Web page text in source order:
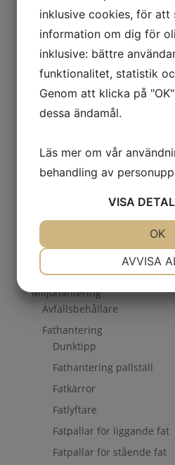
Öppen fatvagn,
7 978kr ex. moms
Kategorier
Entré & Reception
Förpackning
Konferens & Lunchrum
Kontor
Lager
Lyft
Miljöhantering
Avfallsbehållare
Fathantering
Dunktipp
Fathantering pallställ
Fatkärror
Fatlyftare
Fatpallar för liggande fat
Fatpallar för stående fat
inklusive cookies, för att
information om dig för
inklusive: bättre
funktionalitet, statistik
Genom att klicka på
dessa ändamål.
Läs mer om vår
behandling av
VISA
MARKNADSFÖRING
AVVISA
OK